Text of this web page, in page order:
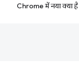
Chrome में नया क्या है